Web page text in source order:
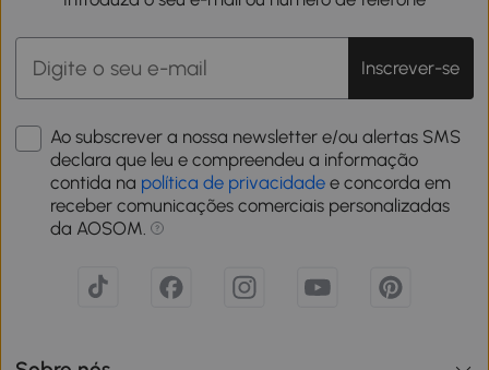
Inscrever-se
Ao subscrever a nossa newsletter e/ou alertas SMS
declara que leu e compreendeu a informação
contida na política de privacidade e concorda em
receber comunicações comerciais personalizadas
da AOSOM.